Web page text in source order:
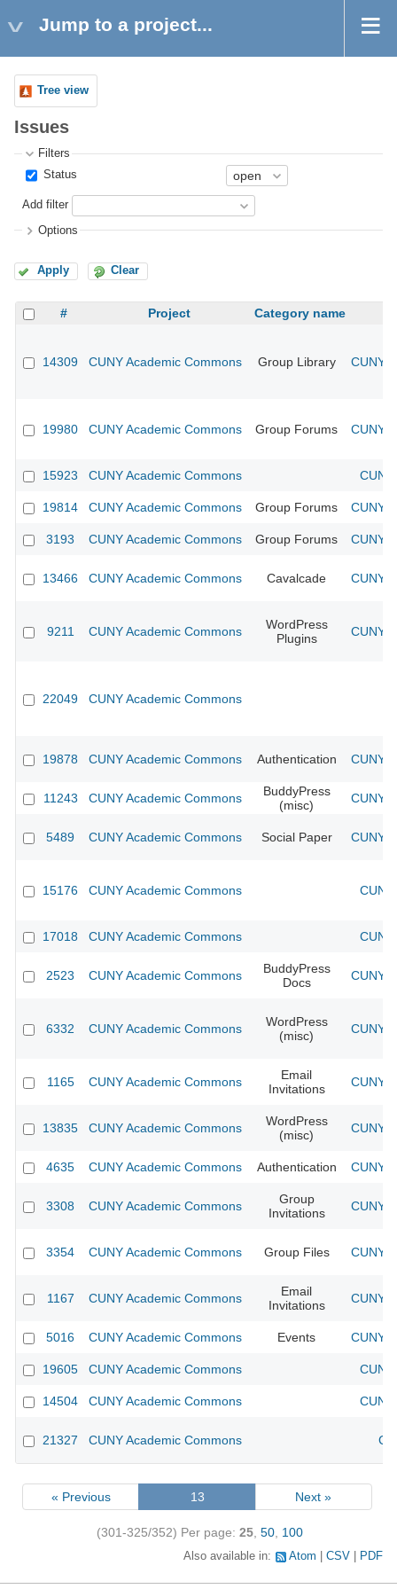
Jump to a project...
Tree view
Issues
Filters
Status
Add filter
Options
Apply Clear
# Project Category name
14309 CUNY Academic Commons Group Library CUNY
19980 CUNY Academic Commons Group Forums CUNY
15923 CUNY Academic Commons
19814 CUNY Academic Commons Group Forums CUNY
3193 CUNY Academic Commons Group Forums CUNY
13466 CUNY Academic Commons Cavalcade CUNY
9211 CUNY Academic Commons
WordPress
Plugins
CUNY
22049 CUNY Academic Commons
19878 CUNY Academic Commons Authentication CUNY
11243 CUNY Academic Commons
BuddyPress
(misc)
CUNY
5489 CUNY Academic Commons Social Paper CUNY
15176 CUNY Academic Commons
17018 CUNY Academic Commons
2523 CUNY Academic Commons
BuddyPress
Docs
CUNY
6332 CUNY Academic Commons
WordPress
(misc)
CUNY
1165 CUNY Academic Commons
Email
Invitations
CUNY
13835 CUNY Academic Commons
WordPress
(misc)
CUNY
4635 CUNY Academic Commons Authentication CUNY
3308 CUNY Academic Commons
Group
Invitations
CUNY
3354 CUNY Academic Commons Group Files CUNY
1167 CUNY Academic Commons
Email
Invitations
CUNY
5016 CUNY Academic Commons Events CUNY
19605 CUNY Academic Commons
14504 CUNY Academic Commons
21327 CUNY Academic Commons
« Previous 13 Next »
(301-325/352) Per page: 25 50 100
Also available in: Atom CSV PDF